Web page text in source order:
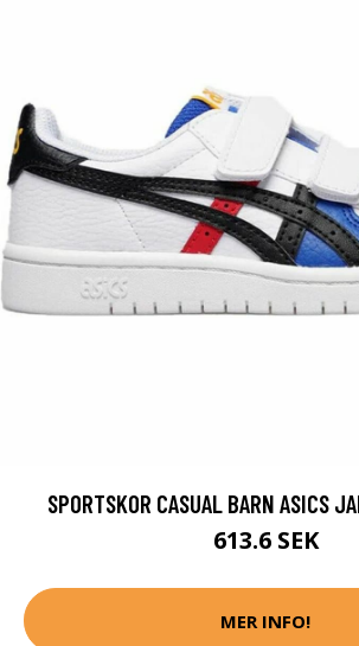
SPORTSKOR CASUAL BARN ASICS
613.6 SEK
MER INFO!